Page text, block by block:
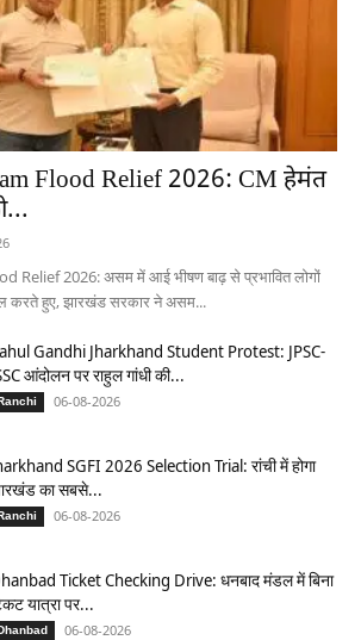
Flood Relief 2026: CM हेमंत
Relief 2026: असम में आई भीषण बाढ़ से प्रभावित लोगों
करते हुए, झारखंड सरकार ने असम...
Gandhi Jharkhand Student Protest: JPSC-
आंदोलन पर राहुल गांधी की...
06-08-2026
SGFI 2026 Selection Trial: रांची में होगा
का सबसे...
06-08-2026
Ticket Checking Drive: धनबाद मंडल में बिना
यात्रा पर...
06-08-2026